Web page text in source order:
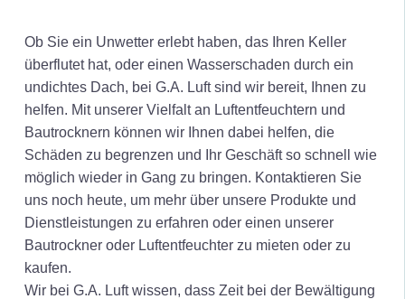
Ob Sie ein Unwetter erlebt haben, das Ihren Keller
überflutet hat, oder einen Wasserschaden durch ein
undichtes Dach, bei G.A. Luft sind wir bereit, Ihnen zu
helfen. Mit unserer Vielfalt an Luftentfeuchtern und
Bautrocknern können wir Ihnen dabei helfen, die
Schäden zu begrenzen und Ihr Geschäft so schnell wie
möglich wieder in Gang zu bringen. Kontaktieren Sie
uns noch heute, um mehr über unsere Produkte und
Dienstleistungen zu erfahren oder einen unserer
Bautrockner oder Luftentfeuchter zu mieten oder zu
kaufen.
Wir bei G.A. Luft wissen, dass Zeit bei der Bewältigung